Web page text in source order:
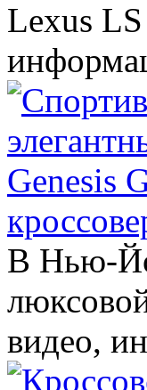
Lexus
В Нью-
видео,